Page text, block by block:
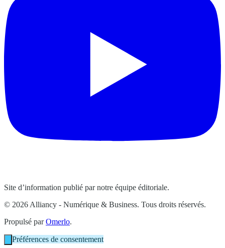
Site d’information publié par notre équipe éditoriale.
© 2026 Alliancy - Numérique & Business. Tous droits réservés.
Propulsé parOmerlo.
Préférences de consentement